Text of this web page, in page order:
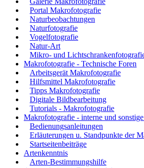
Portal Makrofotografie
Naturbeobachtungen
Naturfotografie
Vogelfotografie
Natur-Art
Mikro- und
Makrofotografie - Technische Foren
Arbeitsgerät Makrofotografie
Hilfsmittel Makrofotografie
Tipps Makrofotografie
Digitale Bildbearbeitung
Tutorials - Makrofotografie
Makrofotografie - interne und
Bedienungsanleitungen
Erläuterungen u. Standpunkte der
Startseitenbeiträge
Artenkenntnis
Arten-Bestimmungshilfe